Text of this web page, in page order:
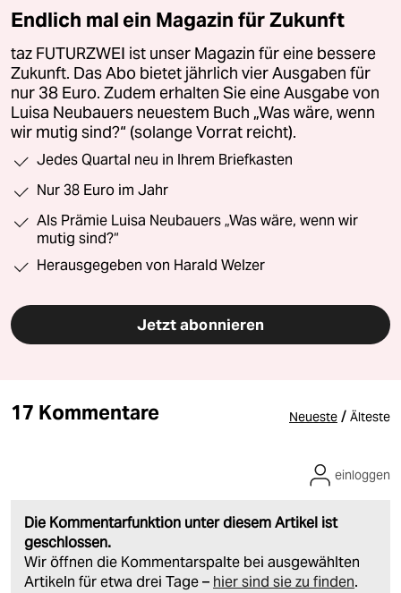
Endlich mal ein Magazin für Zukunft
taz FUTURZWEI ist unser Magazin für eine bessere
Zukunft. Das Abo bietet jährlich vier Ausgaben für
nur 38 Euro. Zudem erhalten Sie eine Ausgabe von
Luisa Neubauers neuestem Buch „Was wäre, wenn
wir mutig sind?“ (solange Vorrat reicht).
Jedes Quartal neu in Ihrem Briefkasten
Nur 38 Euro im Jahr
Als Prämie Luisa Neubauers „Was wäre, wenn wir
mutig sind?“
Herausgegeben von Harald Welzer
Jetzt abonnieren
17 Kommentare Neueste / Älteste
Die Kommentarfunktion unter diesem Artikel ist
geschlossen.
Wir öffnen die Kommentarspalte bei ausgewählten
Artikeln für etwa drei Tage – hier sind sie zu finden.
einloggen